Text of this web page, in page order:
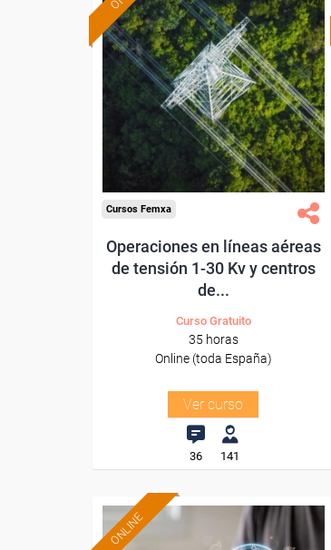
Formación 100%
subvencionada.
Para desempleados,
trabajadores y autónomos.
Sector
-Energía y Agua.
Cursos Femxa
Operaciones en líneas aéreas
de tensión 1-30 Kv y centros
de...
Curso Gratuito
35 horas
Online (toda España)
Ver curso
36 141
ONLINE